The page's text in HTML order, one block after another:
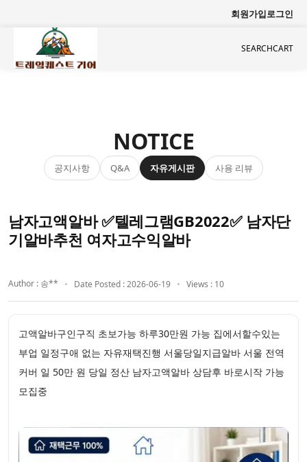
회원가입로그인
SEARCHCART
NOTICE
공지사항 Q&A 자유게시판 사용 리뷰
남자고액알바 ✅텔레그램GB2022✅ 남자단
기알바추천 여자고수익알바
Author : 송** Date Posted : 2026-06-19 Views : 10
고액알바구인구직 초보가능 하루30만원 가능 집에서할수있는
부업 일정구애 없는 자유재택진행 서울당일지급알바 서울 전역
커버 일 50만 원 당일 정산 남자고액알바 상담후 바로시작 가능
모집중